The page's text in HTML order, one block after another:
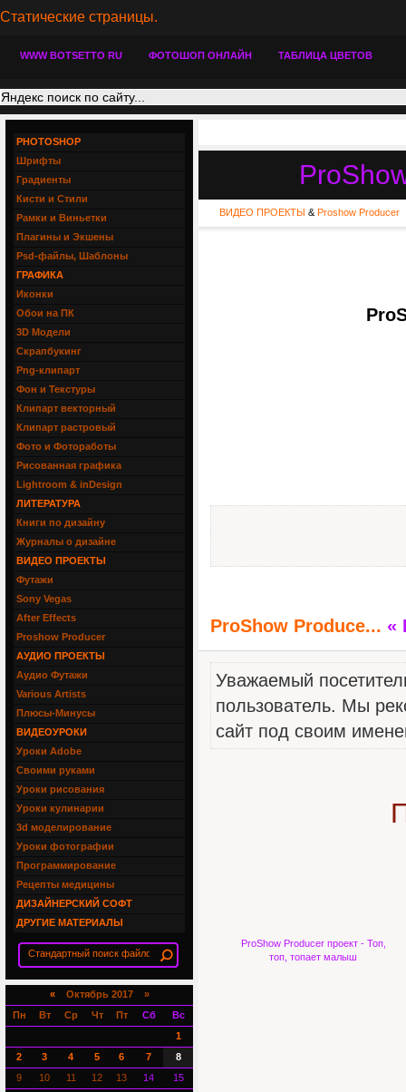
Статические страницы.
WWW BOTSETTO RU ФОТОШОП ОНЛАЙН ТАБЛИЦА ЦВЕТОВ
ВИДЕО ПРОЕКТЫ & Proshow Producer
ProShow Produce... «
Уважаемый
пользователь. Мы
сайт под своим
ProShow Producer проект - Топ,
топ, топает малыш
PHOTOSHOP
Шрифты
Градиенты
Кисти и Стили
Рамки и Виньетки
Плагины и Экшены
Psd-файлы, Шаблоны
ГРАФИКА
Иконки
Обои на ПК
3D Модели
Скрапбукинг
Png-клипарт
Фон и Текстуры
Клипарт векторный
Клипарт растровый
Фото и Фотоработы
Рисованная графика
Lightroom & inDesign
ЛИТЕРАТУРА
Книги по дизайну
Журналы о дизайне
ВИДЕО ПРОЕКТЫ
Футажи
Sony Vegas
After Effects
Proshow Producer
АУДИО ПРОЕКТЫ
Аудио Футажи
Various Artists
Плюсы-Минусы
ВИДЕОУРОКИ
Уроки Adobe
Своими руками
Уроки рисования
Уроки кулинарии
3d моделирование
Уроки фотографии
Программирование
Рецепты медицины
ДИЗАЙНЕРСКИЙ СОФТ
ДРУГИЕ МАТЕРИАЛЫ
«Октябрь 2017 »
Пн
Вт Ср Чт Пт Сб
Вс
1
2
3 4 5 6 7
8
9
10 11 12 13 14
15